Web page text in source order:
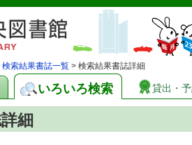
検索結果書誌一覧 > 検索結果書誌詳細
いろいろ検索 貸出・
細